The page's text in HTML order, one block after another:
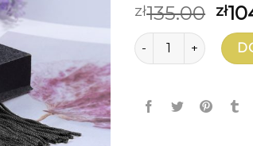
zł135.00 zł
ilość kolczyki hm